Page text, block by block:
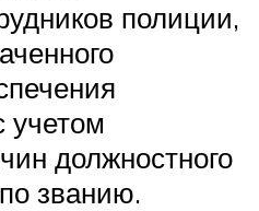
полиции,
учетом
должностного
званию.